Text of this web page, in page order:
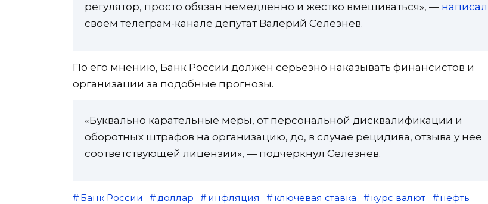
регулятор, просто обязан немедленно и жестко вмешиваться», — написал
своем телеграм-канале депутат Валерий Селезнев.
По его мнению, Банк России должен серьезно наказывать финансистов и
организации за подобные прогнозы.
«Буквально карательные меры, от персональной дисквалификации и
оборотных штрафов на организацию, до, в случае рецидива, отзыва у нее
соответствующей лицензии», — подчеркнул Селезнев.
Банк России доллар инфляция ключевая ставка курс валют
нефть